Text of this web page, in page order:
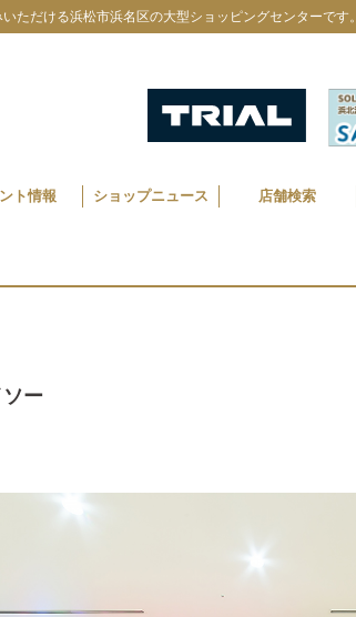
ただける浜松市浜名区の大型ショッピングセンターです。
ト情報 ショップニュース 店舗検索
ー